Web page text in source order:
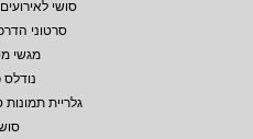
סושי לאירועים –
סרטוני
מגשי
נודלס
גלריית תמונות
סושי